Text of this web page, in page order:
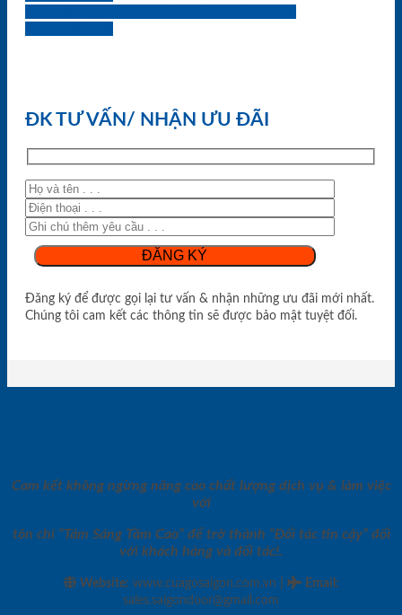
ĐK TƯ VẤN/ NHẬN ƯU ĐÃI
Đăng ký để được gọi lại tư vấn & nhận những ưu đãi mới nhất.
Chúng tôi cam kết các thông tin sẽ được bảo mật tuyệt đối.
Cam kết không ngừng nâng cao chất lượng dịch vụ & làm việc
với
tôn chỉ “Tâm Sáng Tầm Cao” để trở thành “Đối tác tin cậy” đối
với khách hàng và đối tác!.
Website: www.cuagosaigon.com.vn Email :
sales.saigondoor@gmail.com